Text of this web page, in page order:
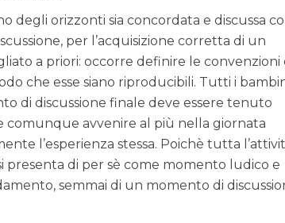
degli orizzonti sia concordata e discussa
per l’acquisizione corretta di un
a priori: occorre definire le convenzioni
che esse siano riproducibili. Tutti i
di discussione finale deve essere tenuto
comunque avvenire al più nella giornata
l’esperienza stessa. Poichè tutta
presenta di per sè come momento ludico e
semmai di un momento di